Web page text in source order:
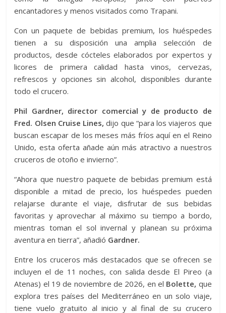
encantadores y menos visitados como Trapani.
Con un paquete de bebidas premium, los huéspedes
tienen a su disposición una amplia selección de
productos, desde cócteles elaborados por expertos y
licores de primera calidad hasta vinos, cervezas,
refrescos y opciones sin alcohol, disponibles durante
todo el crucero.
Phil Gardner, director comercial y de producto de
Fred. Olsen Cruise Lines, dijo que “para los viajeros que
buscan escapar de los meses más fríos aquí en el Reino
Unido, esta oferta añade aún más atractivo a nuestros
cruceros de otoño e invierno”.
“Ahora que nuestro paquete de bebidas premium está
disponible a mitad de precio, los huéspedes pueden
relajarse durante el viaje, disfrutar de sus bebidas
favoritas y aprovechar al máximo su tiempo a bordo,
mientras toman el sol invernal y planean su próxima
aventura en tierra”, añadió Gardner.
Entre los cruceros más destacados que se ofrecen se
incluyen el de 11 noches, con salida desde El Pireo (a
Atenas) el 19 de noviembre de 2026, en el Bolette, que
explora tres países del Mediterráneo en un solo viaje,
tiene vuelo gratuito al inicio y al final de su crucero